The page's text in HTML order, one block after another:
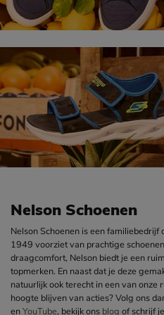
Nelson Schoenen
Nelson Schoenen is een
1949 voorziet van prachtige
draagcomfort, Nelson biedt je een
topmerken. En naast dat je deze
natuurlijk ook terecht in een van onze
hoogte blijven van acties? Volg ons
enYouTube, bekijk ons blog of schrijf